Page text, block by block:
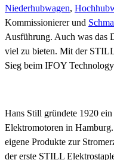
Niederhubwagen,
Kommissionierer und
Ausführung. Auch was das
viel zu bieten. Mit der
Sieg beim IFOY
Hans Still gründete 1920
Elektromotoren in
eigene Produkte zur
der erste STILL